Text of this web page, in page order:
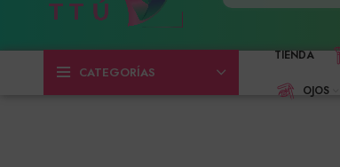
CATEGORÍAS
TIENDA
OJOS